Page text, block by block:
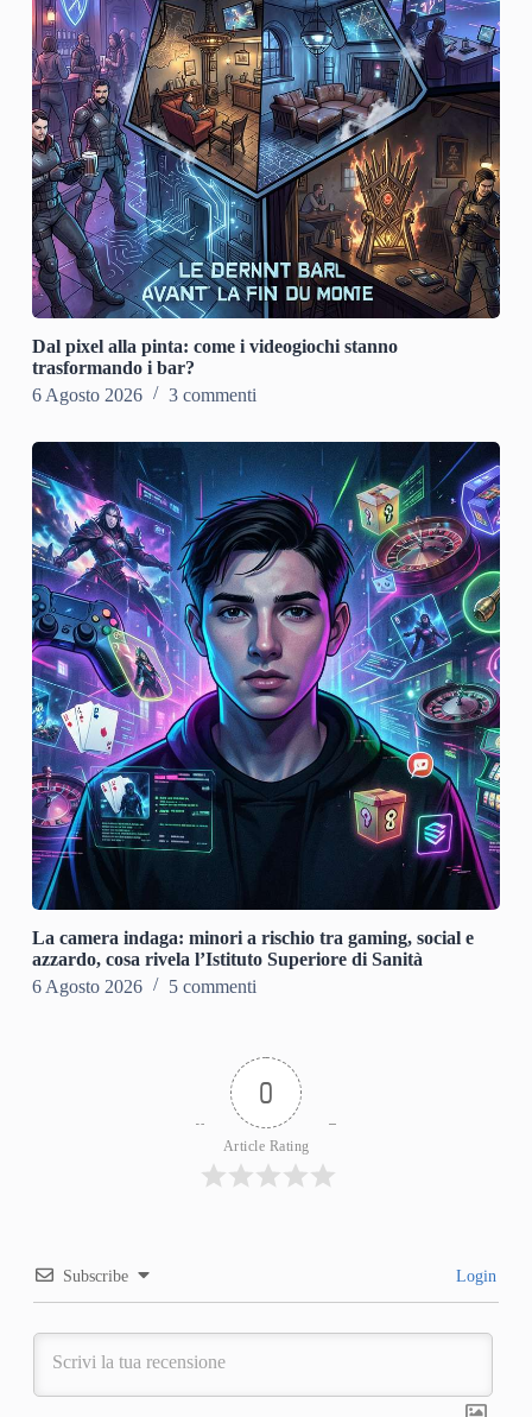
Dal pixel alla pinta: come i videogiochi stanno
trasformando i bar?
6 Agosto 2026
3 commenti
La camera indaga: minori a rischio tra gaming, social e
azzardo, cosa rivela l’Istituto Superiore di Sanità
6 Agosto 2026
5 commenti
0
Article Rating
Subscribe Login